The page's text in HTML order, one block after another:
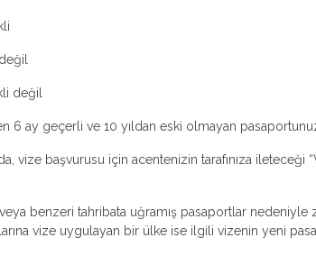
gerekli
değil
6 ay geçerli ve 10 yıldan eski olmayan
vize başvurusu için acentenizin tarafınıza
veya benzeri tahribata uğramış pasaportlar
vize uygulayan bir ülke ise ilgili vizenin yeni